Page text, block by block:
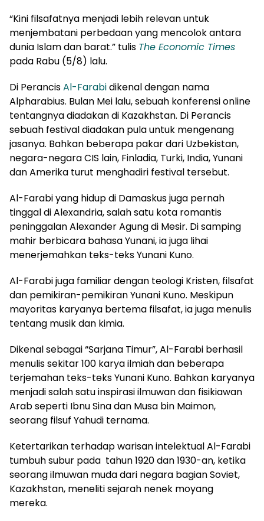
“Kini filsafatnya menjadi lebih relevan untuk
menjembatani perbedaan yang mencolok antara
dunia Islam dan barat.” tulis The Economic Times
pada Rabu (5/8) lalu.
Di PerancisAl-Farabidikenal dengan nama
Alpharabius. Bulan Mei lalu, sebuah konferensi online
tentangnya diadakan di Kazakhstan. Di Perancis
sebuah festival diadakan pula untuk mengenang
jasanya. Bahkan beberapa pakar dari Uzbekistan,
negara-negara CIS lain, Finladia, Turki, India, Yunani
dan Amerika turut menghadiri festival tersebut.
Al-Farabi yang hidup di Damaskus juga pernah
tinggal di Alexandria, salah satu kota romantis
peninggalan Alexander Agung di Mesir. Di samping
mahir berbicara bahasa Yunani, ia juga lihai
menerjemahkan teks-teks Yunani Kuno.
Al-Farabi juga familiar dengan teologi Kristen, filsafat
dan pemikiran-pemikiran Yunani Kuno. Meskipun
mayoritas karyanya bertema filsafat, ia juga menulis
tentang musik dan kimia.
Dikenal sebagai “Sarjana Timur”, Al-Farabi berhasil
menulis sekitar 100 karya ilmiah dan beberapa
terjemahan teks-teks Yunani Kuno. Bahkan karyanya
menjadi salah satu inspirasi ilmuwan dan fisikiawan
Arab seperti Ibnu Sina dan Musa bin Maimon,
seorang filsuf Yahudi ternama.
Ketertarikan terhadap warisan intelektual Al-Farabi
tumbuh subur pada tahun 1920 dan 1930-an, ketika
seorang ilmuwan muda dari negara bagian Soviet,
Kazakhstan, meneliti sejarah nenek moyang
mereka.